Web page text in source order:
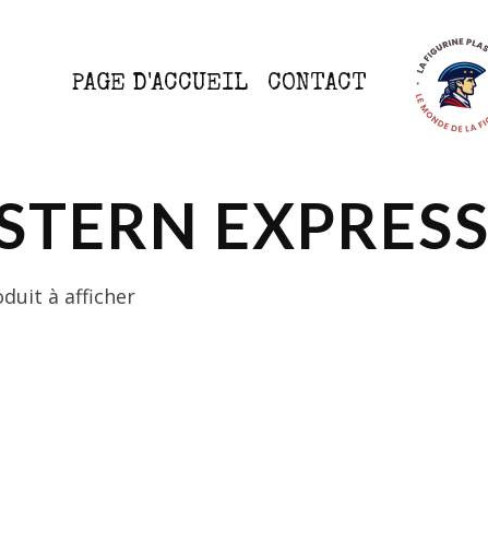
PAGE D'ACCUEIL CONTACT
EXPRESS
à afficher